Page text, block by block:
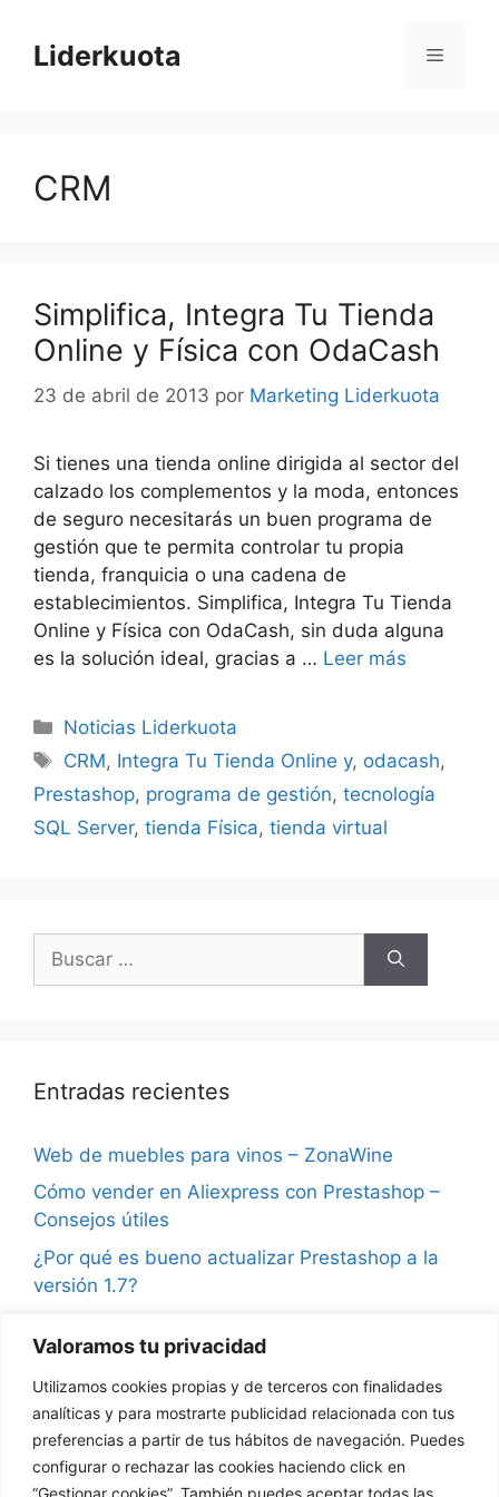
Valoramos tu privacidad
Utilizamos cookies propias y de terceros con finalidades
analíticas y para mostrarte publicidad relacionada con tus
preferencias a partir de tus hábitos de navegación. Puedes
configurar o rechazar las cookies haciendo click en
“Gestionar cookies”. También puedes aceptar todas las
contenido
Liderkuota Menú
CRM
Simplifica, Integra Tu Tienda
Online y Física con OdaCash
23 de abril de 2013 por Marketing Liderkuota
Si tienes una tienda online dirigida al sector del
calzado los complementos y la moda, entonces
de seguro necesitarás un buen programa de
gestión que te permita controlar tu propia
tienda, franquicia o una cadena de
establecimientos. Simplifica, Integra Tu Tienda
Online y Física con OdaCash, sin duda alguna
es la solución ideal, gracias a … Leer más
Categorías
Noticias Liderkuota
Etiquetas
CRM, Integra Tu Tienda Online y, odacash,
Prestashop, programa de gestión, tecnología
SQL Server, tienda Física, tienda virtual
Entradas recientes
Web de muebles para vinos – ZonaWine
Cómo vender en Aliexpress con Prestashop –
Consejos útiles
¿Por qué es bueno actualizar Prestashop a la
versión 1.7?
seguidores
¿Qué son las notificaciones push en
Prestashop?